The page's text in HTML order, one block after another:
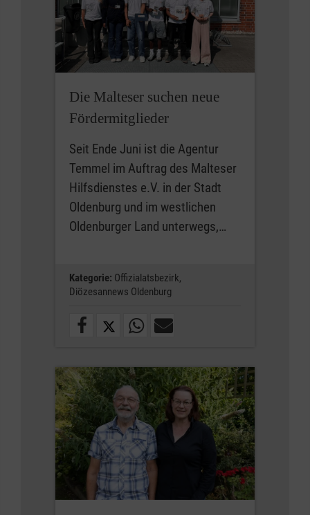
Die Malteser suchen neue
Fördermitglieder
Seit Ende Juni ist die Agentur
Temmel im Auftrag des Malteser
Hilfsdienstes e.V. in der Stadt
Oldenburg und im westlichen
Oldenburger Land unterwegs,…
Kategorie: Offizialatsbezirk,
Diözesannews Oldenburg